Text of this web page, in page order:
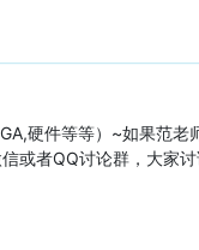
硬件等等）~如果范老
或者QQ讨论群，大家